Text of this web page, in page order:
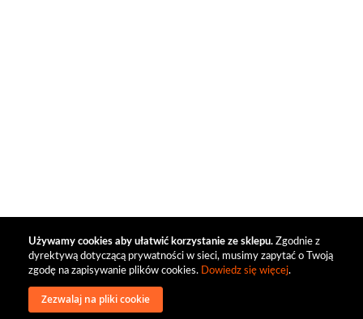
Używamy cookies aby ułatwić korzystanie ze sklepu. Zgodnie z
dyrektywą dotyczącą prywatności w sieci, musimy zapytać o Twoją
zgodę na zapisywanie plików cookies. Dowiedz się więcej.
Zezwalaj na pliki cookie